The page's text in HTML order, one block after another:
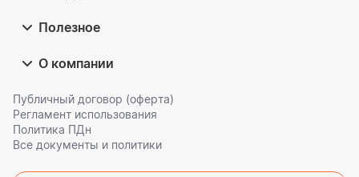
Полезное
О компании
Публичный договор (оферта)
Регламент использования
Политика ПДн
Все документы и политики